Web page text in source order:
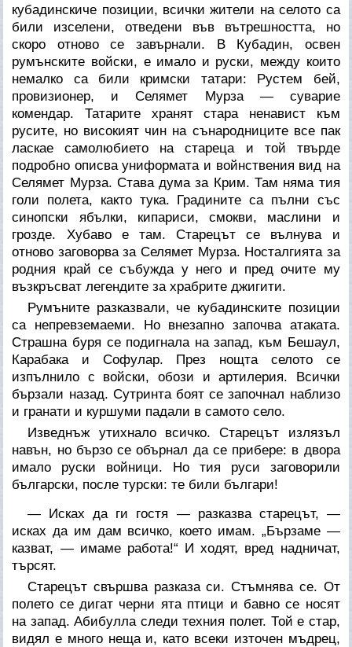
кубадинскиче позиции, всички жители на селото са
били изселени, отведени във вътрешността, но
скоро отново се завърнали. В Кубадин, освен
румънските войски, е имало и руски, между които
немалко са били кримски татари: Рустем бей,
провизионер, и Селямет Мурза — суварие
комендар. Татарите хранят стара ненавист към
русите, но високият чин на сънародниците все пак
ласкае самолюбието на стареца и той твърде
подробно описва униформата и войнствения вид на
Селямет Мурза. Става дума за Крим. Там няма тия
голи полета, както тука. Градините са пълни със
синопски ябълки, кипариси, смокви, маслини и
грозде. Хубаво е там. Старецът се вълнува и
отново заговорва за Селямет Мурза. Носталгията за
родния край се събужда у него и пред очите му
възкръсват легендите за храбрите джигити.
Румъните разказвали, че кубадинските позиции
са непревземаеми. Но внезапно започва атаката.
Страшна буря се подигнала на запад, към Бешаул,
Карабака и Софулар. През нощта селото се
изпълнило с войски, обози и артилерия. Всички
бързали назад. Сутринта боят се започнал наблизо
и гранати и куршуми падали в самото село.
Изведнъж утихнало всичко. Старецът излязъл
навън, но бързо се обърнал да се прибере: в двора
имало руски войници. Но тия руси заговорили
български, после турски: те били българи!
— Исках да ги гостя — разказва старецът, —
исках да им дам всичко, което имам. „Бързаме —
казват, — имаме работа!“ И ходят, вред надничат,
търсят.
Старецът свършва разказа си. Стъмнява се. От
полето се дигат черни ята птици и бавно се носят
на запад. Абибулла следи техния полет. Той е стар,
видял е много неща и, като всеки източен мъдрец,